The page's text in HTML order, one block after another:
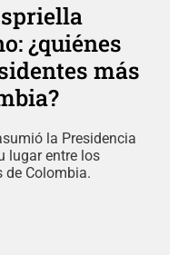
¿quiénes
más
la Presidencia
lugar entre los
de Colombia.